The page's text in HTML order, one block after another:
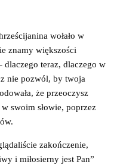
wołało w
znamy większości
teraz, dlaczego w
nie pozwól, by twoja
że przeoczysz
swoim słowie, poprzez
zakończenie,
i miłosierny jest Pan”